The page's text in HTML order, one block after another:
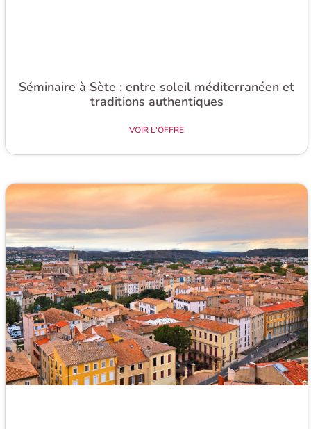
Séminaire à Sète : entre soleil méditerranéen et
traditions authentiques
VOIR L'OFFRE